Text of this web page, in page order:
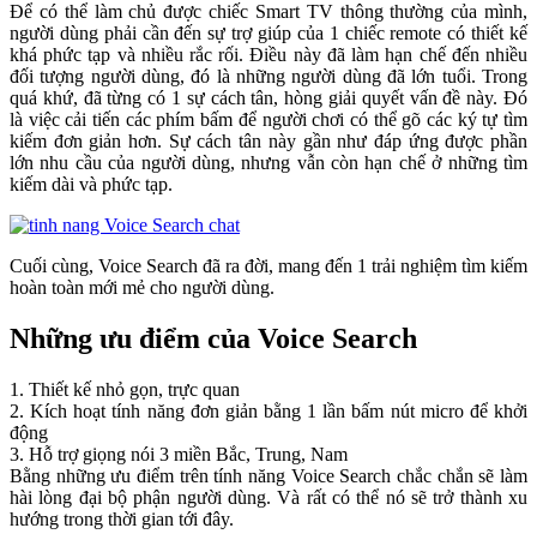
Để có thể làm chủ được chiếc Smart TV thông thường của mình,
người dùng phải cần đến sự trợ giúp của 1 chiếc remote có thiết kế
khá phức tạp và nhiều rắc rối. Điều này đã làm hạn chế đến nhiều
đối tượng người dùng, đó là những người dùng đã lớn tuổi. Trong
quá khứ, đã từng có 1 sự cách tân, hòng giải quyết vấn đề này. Đó
là việc cải tiến các phím bấm để người chơi có thể gõ các ký tự tìm
kiếm đơn giản hơn. Sự cách tân này gần như đáp ứng được phần
lớn nhu cầu của người dùng, nhưng vẫn còn hạn chế ở những tìm
kiếm dài và phức tạp.
Cuối cùng, Voice Search đã ra đời, mang đến 1 trải nghiệm tìm kiếm
hoàn toàn mới mẻ cho người dùng.
Những ưu điểm của Voice Search
1. Thiết kế nhỏ gọn, trực quan
2. Kích hoạt tính năng đơn giản bằng 1 lần bấm nút micro để khởi
động
3. Hỗ trợ giọng nói 3 miền Bắc, Trung, Nam
Bằng những ưu điểm trên tính năng Voice Search chắc chắn sẽ làm
hài lòng đại bộ phận người dùng. Và rất có thể nó sẽ trở thành xu
hướng trong thời gian tới đây.